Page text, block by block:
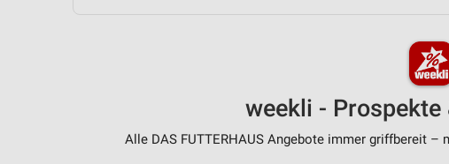
weekli - Prospekte
Alle DAS FUTTERHAUS Angebote immer griffbereit